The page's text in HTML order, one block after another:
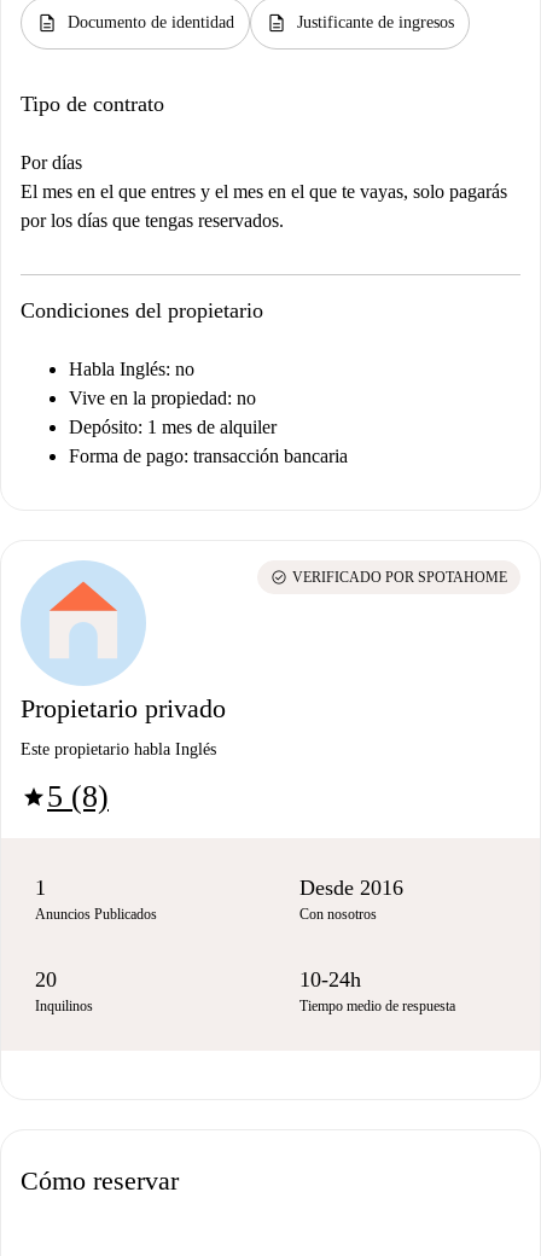
description Documento de identidad description Justificante de ingresos
Tipo de contrato
Por días
El mes en el que entres y el mes en el que te vayas, solo pagarás
por los días que tengas reservados.
Condiciones del propietario
Habla Inglés: no
Vive en la propiedad: no
Depósito: 1 mes de alquiler
Forma de pago: transacción bancaria
Propietario privado
Este propietario habla Inglés
star5 (8)
check_circle VERIFICADO POR SPOTAHOME
1
Anuncios Publicados
Desde 2016
Con nosotros
20
Inquilinos
10-24h
Tiempo medio de respuesta
Cómo reservar